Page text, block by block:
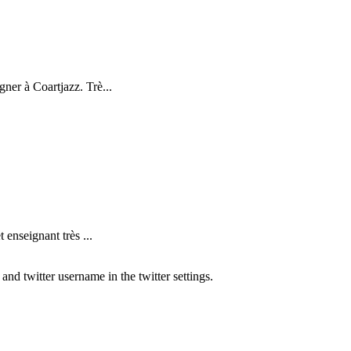
à Coartjazz. Trè...
enseignant très ...
twitter username in the twitter settings.